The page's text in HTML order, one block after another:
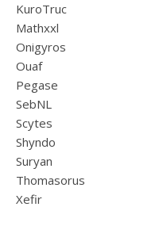
KuroTruc
Mathxxl
Onigyros
Ouaf
Pegase
SebNL
Scytes
Shyndo
Suryan
Thomasorus
Xefir